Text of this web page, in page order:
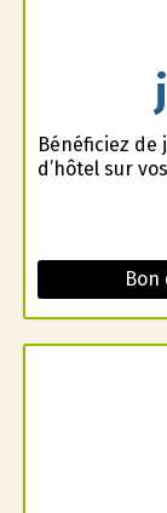
Bénéficiez de
d’hôtel sur